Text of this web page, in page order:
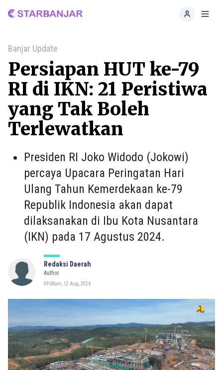
Home
Banjar Update
Persiapan HUT ke-79
RI di IKN: 21 Peristiwa
yang Tak Boleh
Terlewatkan
Presiden RI Joko Widodo (Jokowi)
percaya Upacara Peringatan Hari
Ulang Tahun Kemerdekaan ke-79
Republik Indonesia akan dapat
dilaksanakan di Ibu Kota Nusantara
(IKN) pada 17 Agustus 2024.
Redaksi Daerah
Author
09:08am, 12 Aug, 2024